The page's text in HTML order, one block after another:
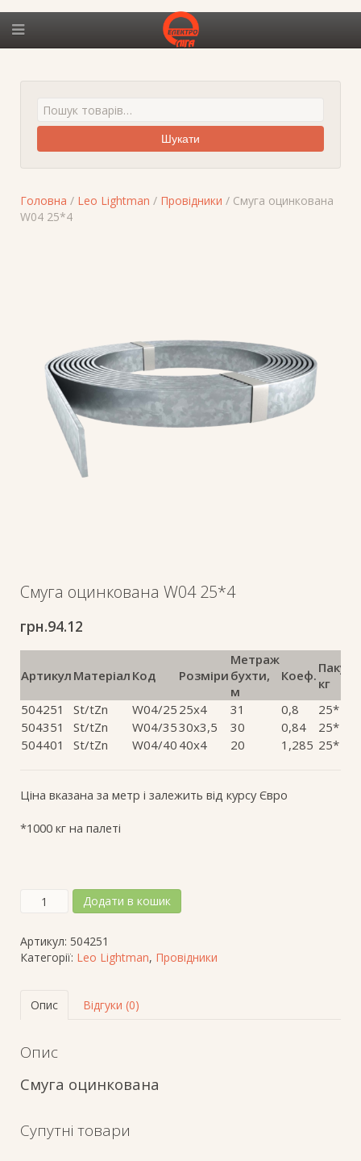
Шукати
Головна / Leo Lightman / Провідники / Смуга оцинкована
W04 25*4
Смуга оцинкована W04 25*4
грн.94.12
Артикул Матеріал Код Розміри
Метраж
бухти,
м
Коеф. кг
504251
St/tZn W04/25 25х4 31 0,8
25*
504351
St/tZn W04/3530х3,5 30 0,84
25*
504401
St/tZn W04/40 40х4 20 1,285 25*
Ціна вказана за метр і залежить від курсу Євро
*1000 кг на палеті
Смуга
оцинкована
25*4
кількість
Додати в кошик
Артикул: 504251
Категорії: Leo Lightman, Провідники
Опис Відгуки (0)
Опис
Смуга оцинкована
Супутні товари